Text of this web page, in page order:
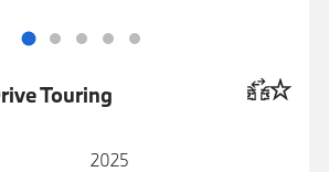
Touring
2025